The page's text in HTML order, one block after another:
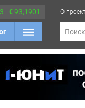
€93,1901 О
Поиск